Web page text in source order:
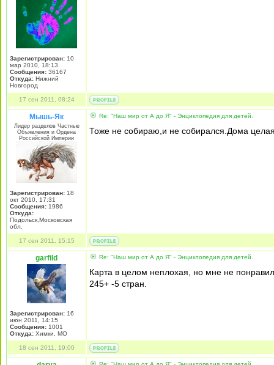
Зарегистрирован: 10
мар 2010, 18:13
Сообщения: 36167
Откуда: Нижний
Новгород
17 сен 2011, 08:24
Мышь-Як
Лидер разделов Частные
Объявления и Ордена
Российской Империи
Зарегистрирован: 18
окт 2010, 17:31
Сообщения: 1986
Откуда:
Подольск,Московская
обл.
Re: "Наш мир от А до Я" - Энциклопедия для детей.
Тоже не собираю,и не собирался.Дома
17 сен 2011, 15:15
garfild
Зарегистрирован: 16
июн 2011, 14:15
Сообщения: 1001
Откуда: Химки, МО
Re: "Наш мир от А до Я" - Энциклопедия для детей.
Карта в целом неплохая, но мне не
245+ -5 стран.
18 сен 2011, 19:00